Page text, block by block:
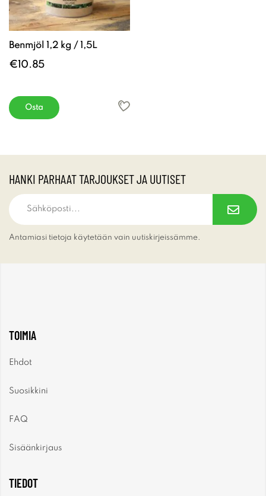
Benmjöl 1,2 kg / 1,5L
€10.85
Osta
HANKI PARHAAT TARJOUKSET JA UUTISET
Antamiasi tietoja käytetään vain uutiskirjeissämme.
TOIMIA
Ehdot
Suosikkini
FAQ
Sisäänkirjaus
TIEDOT